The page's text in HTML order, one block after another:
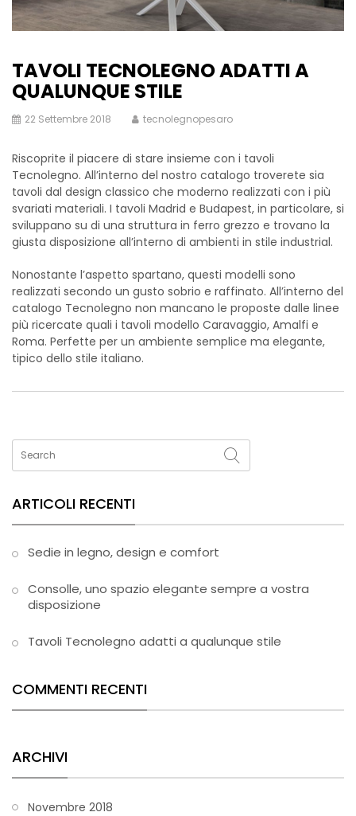
TAVOLI TECNOLEGNO ADATTI A
QUALUNQUE STILE
22 Settembre 2018 tecnolegnopesaro
Riscoprite il piacere di stare insieme con i tavoli
Tecnolegno. All’interno del nostro catalogo troverete sia
tavoli dal design classico che moderno realizzati con i più
svariati materiali. I tavoli Madrid e Budapest, in particolare, si
sviluppano su di una struttura in ferro grezzo e trovano la
giusta disposizione all’interno di ambienti in stile industrial.
Nonostante l’aspetto spartano, questi modelli sono
realizzati secondo un gusto sobrio e raffinato. All’interno del
catalogo Tecnolegno non mancano le proposte dalle linee
più ricercate quali i tavoli modello Caravaggio, Amalfi e
Roma. Perfette per un ambiente semplice ma elegante,
tipico dello stile italiano.
ARTICOLI RECENTI
Sedie in legno, design e comfort
Consolle, uno spazio elegante sempre a vostra
disposizione
Tavoli Tecnolegno adatti a qualunque stile
COMMENTI RECENTI
ARCHIVI
Novembre 2018